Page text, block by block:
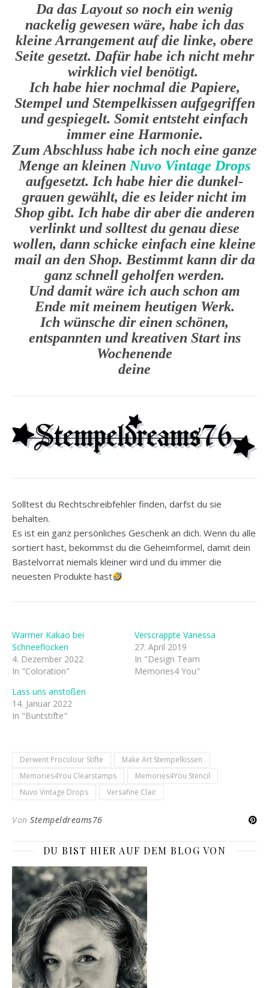
Da das Layout so noch ein wenig
nackelig gewesen wäre, habe ich das
kleine Arrangement auf die linke, obere
Seite gesetzt. Dafür habe ich nicht mehr
wirklich viel benötigt.
Ich habe hier nochmal die Papiere,
Stempel und Stempelkissen aufgegriffen
und gespiegelt. Somit entsteht einfach
immer eine Harmonie.
Zum Abschluss habe ich noch eine ganze
Menge an kleinen Nuvo Vintage Drops
aufgesetzt. Ich habe hier die dunkel-
grauen gewählt, die es leider nicht im
Shop gibt. Ich habe dir aber die anderen
verlinkt und solltest du genau diese
wollen, dann schicke einfach eine kleine
mail an den Shop. Bestimmt kann dir da
ganz schnell geholfen werden.
Und damit wäre ich auch schon am
Ende mit meinem heutigen Werk.
Ich wünsche dir einen schönen,
entspannten und kreativen Start ins
Wochenende
deine
Solltest du Rechtschreibfehler finden, darfst du sie
behalten.
Es ist ein ganz persönliches Geschenk an dich. Wenn du alle
sortiert hast, bekommst du die Geheimformel, damit dein
Bastelvorrat niemals kleiner wird und du immer die
neuesten Produkte hast
Warmer Kakao bei
Schneeflocken
4. Dezember 2022
In "Coloration"
Verscrappte Vanessa
27. April 2019
In "Design Team
Memories4 You"
Lass uns anstoßen
14. Januar 2022
In "Buntstifte"
Derwent Procolour Stifte
Make Art Stempelkissen
Memories4You Clearstamps
Memories4You Stencil
Nuvo Vintage Drops
Versafine Clair
Von Stempeldreams76
DU BIST HIER AUF DEM BLOG VON